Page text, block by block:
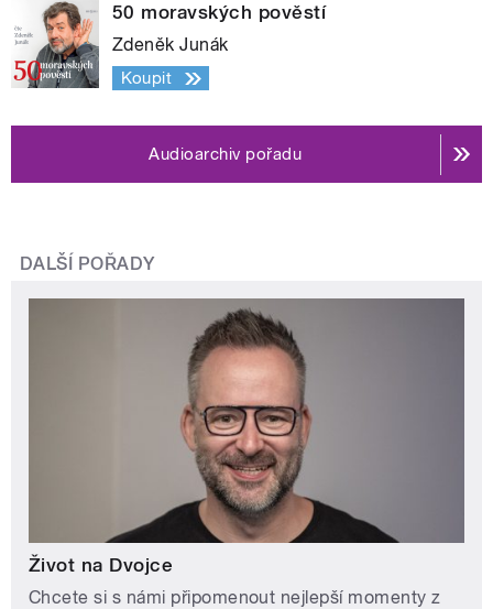
50 moravských pověstí
Zdeněk Junák
Koupit
Audioarchiv pořadu
DALŠÍ POŘADY
Život na Dvojce
Chcete si s námi připomenout nejlepší momenty z